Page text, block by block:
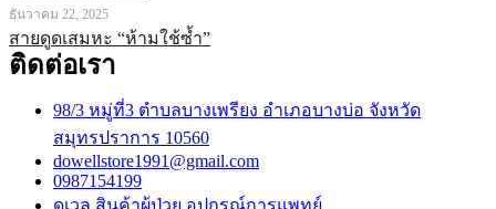
ธันวาคม 22, 2025
สายดูดเสมหะ “ห้ามใช้ซ้ำ”
ติดต่อเรา
98/3 หมู่ที่3 ตำบลบางเพรียง อำเภอบางบ่อ จังหวัด
สมุทรปราการ 10560
dowellstore1991@gmail.com
0987154199
ดูเวล สินค้าผู้ป่วย อุปกรณ์การแพทย์